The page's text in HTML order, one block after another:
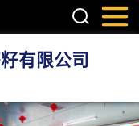
有限公司